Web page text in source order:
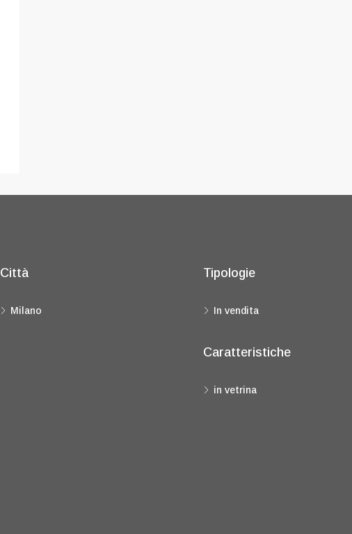
Città
Milano
Tipologie
In vendita
Caratteristiche
in vetrina